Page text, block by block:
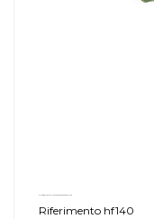
Riferimento hf140